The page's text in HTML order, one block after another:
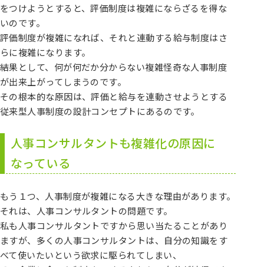
をつけようとすると、評価制度は複雑にならざるを得な
いのです。
評価制度が複雑になれば、それと連動する給与制度はさ
らに複雑になります。
結果として、何が何だか分からない複雑怪奇な人事制度
が出来上がってしまうのです。
その根本的な原因は、評価と給与を連動させようとする
従来型人事制度の設計コンセプトにあるのです。
人事コンサルタントも複雑化の原因に
なっている
もう１つ、人事制度が複雑になる大きな理由があります。
それは、人事コンサルタントの問題です。
私も人事コンサルタントですから思い当たることがあり
ますが、多くの人事コンサルタントは、自分の知識をす
べて使いたいという欲求に駆られてしまい、